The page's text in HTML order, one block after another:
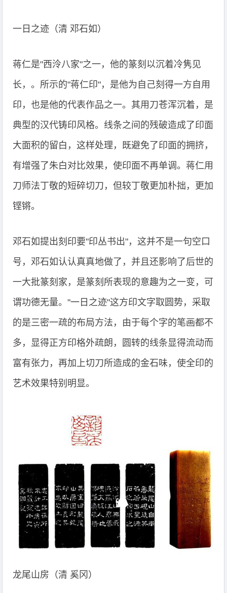
一日之迹（清 邓石如）
蒋仁是"西泠八家"之一，他的篆刻以沉着冷隽见
长，。所示的"蒋仁印"，是他为自己刻得一方自用
印，也是他的代表作品之一。其用刀苍浑沉着，是
典型的汉代铸印风格。线条之间的残破造成了印面
大面积的留白，这样处理，既避免了印面的拥挤，
有增强了朱白对比效果，使印面不再单调。蒋仁用
刀师法丁敬的短碎切刀，但较丁敬更加朴拙，更加
铿锵。
邓石如提出刻印要"印丛书出"，这并不是一句空口
号，邓石如认认真真地做了，并且还影响了后世的
一大批篆刻家，是篆刻所表现的意趣为之一变，可
谓功德无量。"一日之迹"这方印文字取圆势，采取
的是三密一疏的布局方法，由于每个字的笔画都不
多，显得正方印格外疏朗，圆转的线条显得流动而
富有张力，再加上切刀所造成的金石味，使全印的
艺术效果特别明显。
龙尾山房（清 奚冈）